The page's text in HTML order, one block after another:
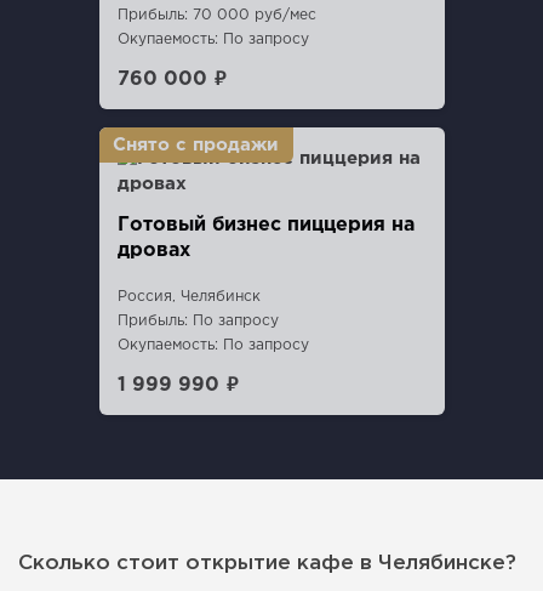
Прибыль: 70 000 руб/мес
Окупаемость: По запросу
760 000 ₽
Готовый бизнес пиццерия на
дровах
Россия, Челябинск
Прибыль: По запросу
Окупаемость: По запросу
1 999 990 ₽
Сколько стоит открытие кафе в Челябинске?